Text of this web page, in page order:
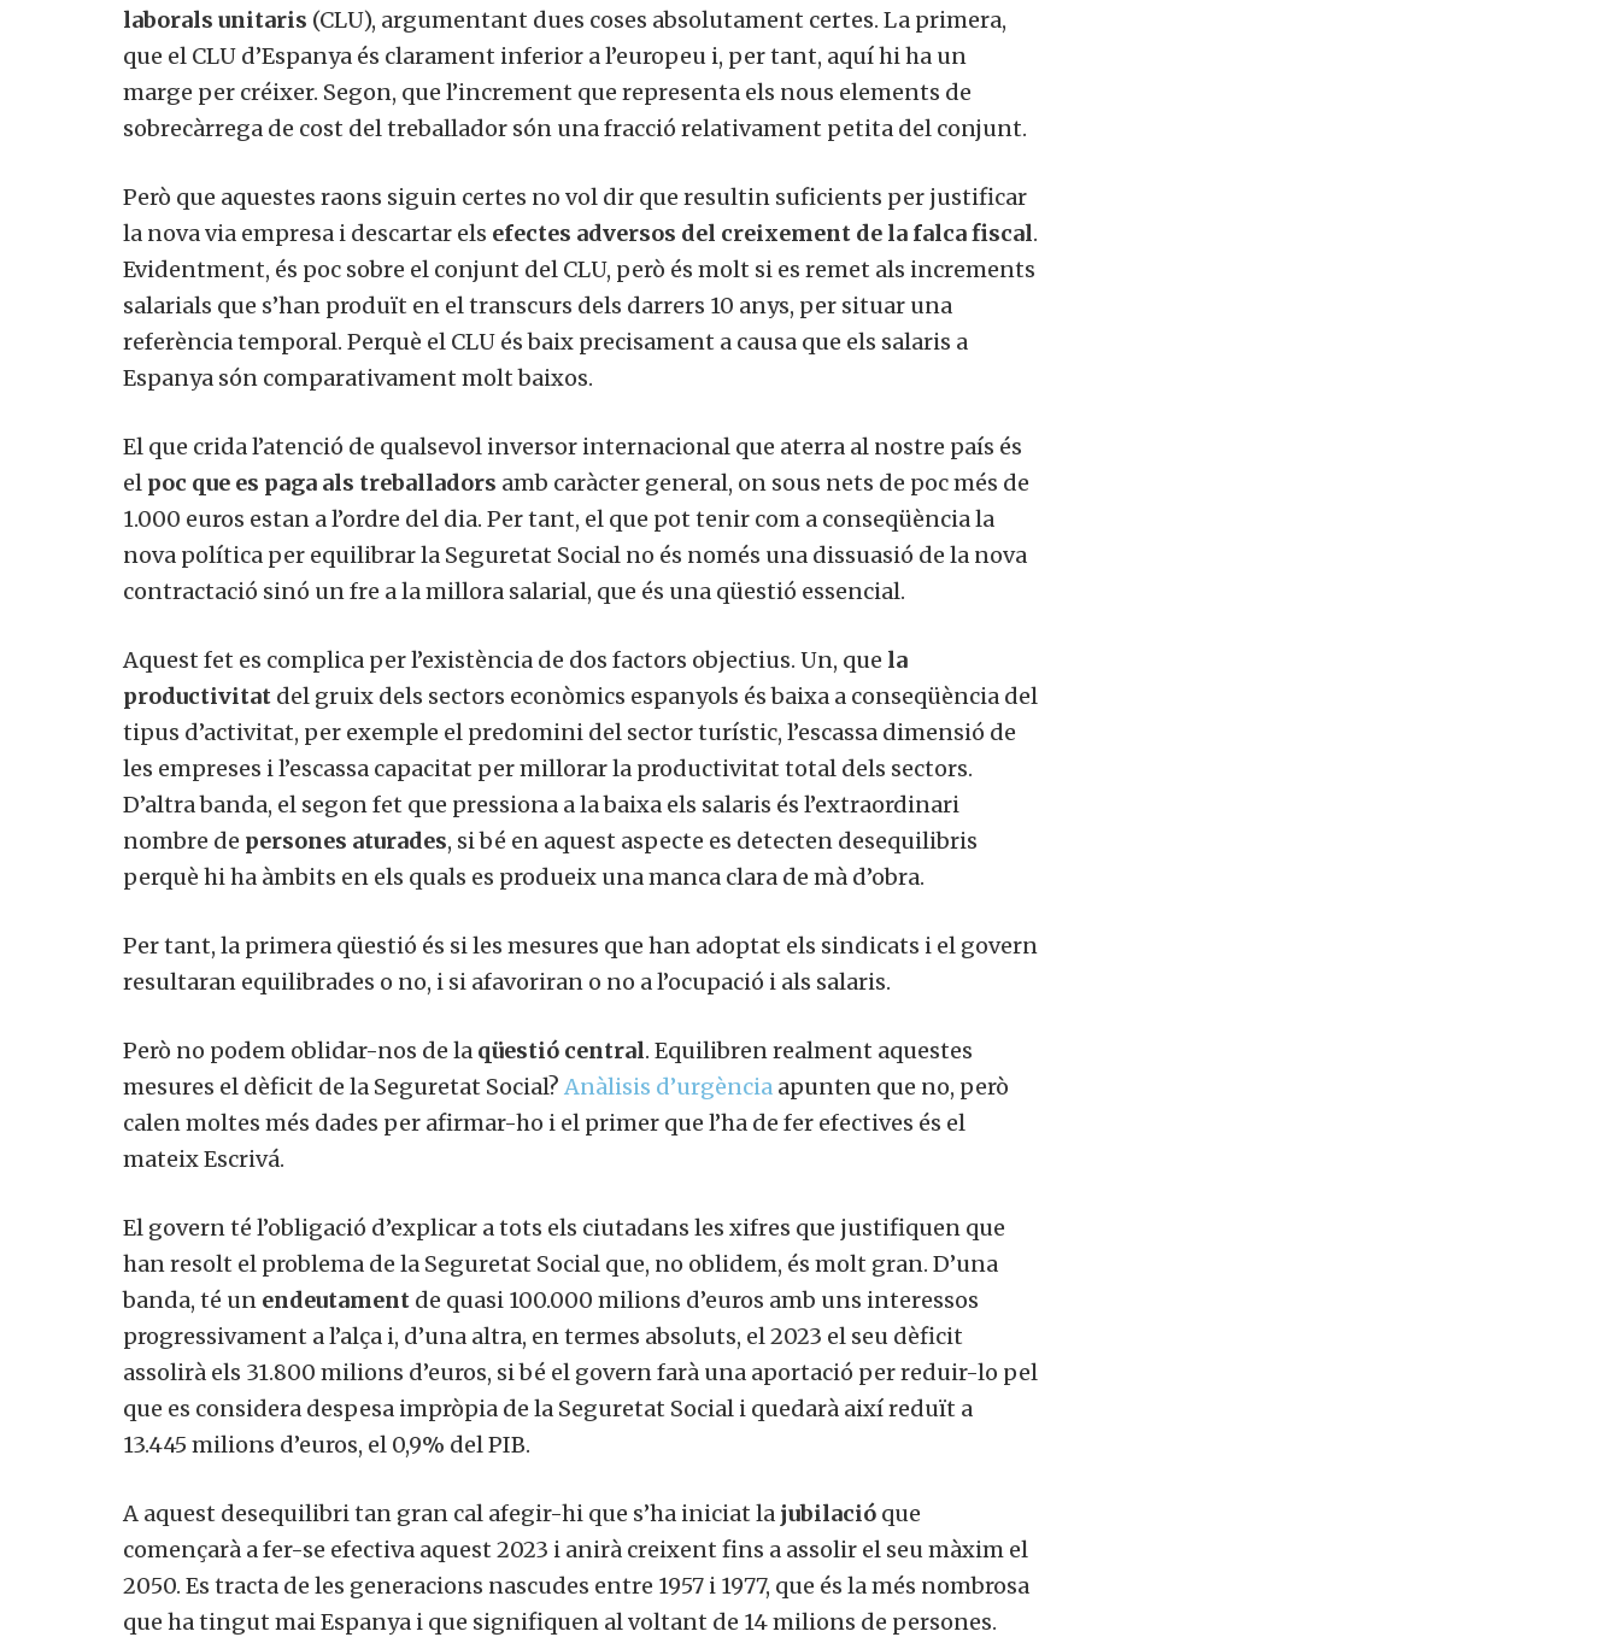
laborals unitaris (CLU), argumentant dues coses absolutament certes. La primera,
que el CLU d’Espanya és clarament inferior a l’europeu i, per tant, aquí hi ha un
marge per créixer. Segon, que l’increment que representa els nous elements de
sobrecàrrega de cost del treballador són una fracció relativament petita del conjunt.
Però que aquestes raons siguin certes no vol dir que resultin suficients per justificar
la nova via empresa i descartar els efectes adversos del creixement de la falca fiscal.
Evidentment, és poc sobre el conjunt del CLU, però és molt si es remet als increments
salarials que s’han produït en el transcurs dels darrers 10 anys, per situar una
referència temporal. Perquè el CLU és baix precisament a causa que els salaris a
Espanya són comparativament molt baixos.
El que crida l’atenció de qualsevol inversor internacional que aterra al nostre país és
el poc que es paga als treballadors amb caràcter general, on sous nets de poc més de
1.000 euros estan a l’ordre del dia. Per tant, el que pot tenir com a conseqüència la
nova política per equilibrar la Seguretat Social no és només una dissuasió de la nova
contractació sinó un fre a la millora salarial, que és una qüestió essencial.
Aquest fet es complica per l’existència de dos factors objectius. Un, que la
productivitat del gruix dels sectors econòmics espanyols és baixa a conseqüència del
tipus d’activitat, per exemple el predomini del sector turístic, l’escassa dimensió de
les empreses i l’escassa capacitat per millorar la productivitat total dels sectors.
D’altra banda, el segon fet que pressiona a la baixa els salaris és l’extraordinari
nombre de persones aturades, si bé en aquest aspecte es detecten desequilibris
perquè hi ha àmbits en els quals es produeix una manca clara de mà d’obra.
Per tant, la primera qüestió és si les mesures que han adoptat els sindicats i el govern
resultaran equilibrades o no, i si afavoriran o no a l’ocupació i als salaris.
Però no podem oblidar-nos de la qüestió central. Equilibren realment aquestes
mesures el dèficit de la Seguretat Social? Anàlisis d’urgència apunten que no, però
calen moltes més dades per afirmar-ho i el primer que l’ha de fer efectives és el
mateix Escrivá.
El govern té l’obligació d’explicar a tots els ciutadans les xifres que justifiquen que
han resolt el problema de la Seguretat Social que, no oblidem, és molt gran. D’una
banda, té un endeutament de quasi 100.000 milions d’euros amb uns interessos
progressivament a l’alça i, d’una altra, en termes absoluts, el 2023 el seu dèficit
assolirà els 31.800 milions d’euros, si bé el govern farà una aportació per reduir-lo pel
que es considera despesa impròpia de la Seguretat Social i quedarà així reduït a
13.445 milions d’euros, el 0,9% del PIB.
A aquest desequilibri tan gran cal afegir-hi que s’ha iniciat la jubilació que
començarà a fer-se efectiva aquest 2023 i anirà creixent fins a assolir el seu màxim el
2050. Es tracta de les generacions nascudes entre 1957 i 1977, que és la més nombrosa
que ha tingut mai Espanya i que signifiquen al voltant de 14 milions de persones.